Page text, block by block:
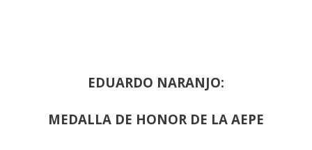
EDUARDO NARANJO:
MEDALLA DE HONOR DE LA AEPE